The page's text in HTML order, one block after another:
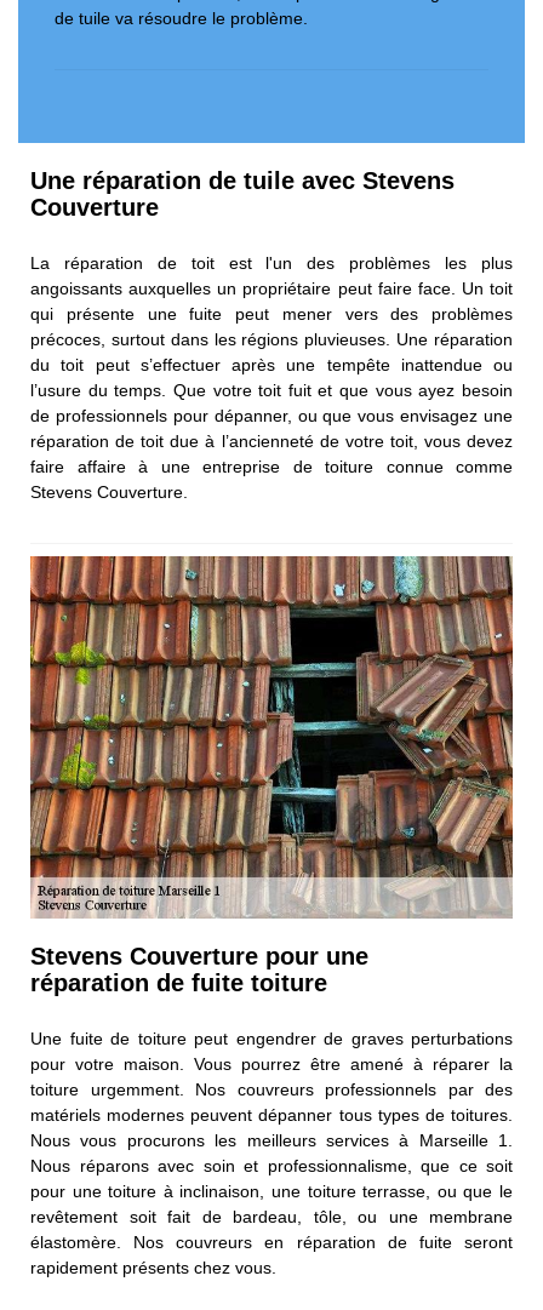
de tuile va résoudre le problème.
Une réparation de tuile avec Stevens
Couverture
La réparation de toit est l'un des problèmes les plus
angoissants auxquelles un propriétaire peut faire face. Un toit
qui présente une fuite peut mener vers des problèmes
précoces, surtout dans les régions pluvieuses. Une réparation
du toit peut s’effectuer après une tempête inattendue ou
l’usure du temps. Que votre toit fuit et que vous ayez besoin
de professionnels pour dépanner, ou que vous envisagez une
réparation de toit due à l’ancienneté de votre toit, vous devez
faire affaire à une entreprise de toiture connue comme
Stevens Couverture.
Stevens Couverture pour une
réparation de fuite toiture
Une fuite de toiture peut engendrer de graves perturbations
pour votre maison. Vous pourrez être amené à réparer la
toiture urgemment. Nos couvreurs professionnels par des
matériels modernes peuvent dépanner tous types de toitures.
Nous vous procurons les meilleurs services à Marseille 1.
Nous réparons avec soin et professionnalisme, que ce soit
pour une toiture à inclinaison, une toiture terrasse, ou que le
revêtement soit fait de bardeau, tôle, ou une membrane
élastomère. Nos couvreurs en réparation de fuite seront
rapidement présents chez vous.